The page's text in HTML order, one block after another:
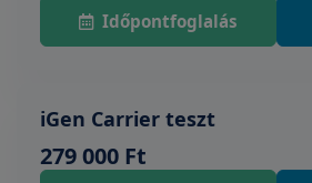
Időpontfoglalás
iGen Carrier teszt
279 000 Ft